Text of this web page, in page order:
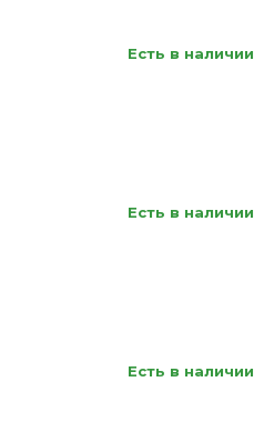
Есть в наличии
Есть в наличии
Есть в наличии